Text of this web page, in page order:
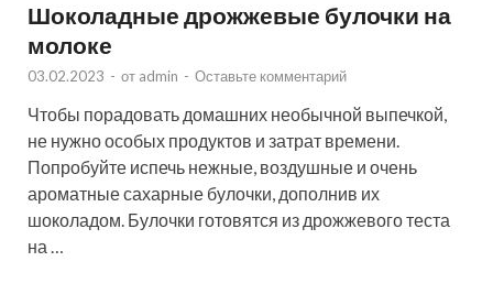
Шоколадные дрожжевые булочки на
молоке
03.02.2023 - от admin - Оставьте комментарий
Чтобы порадовать домашних необычной выпечкой,
не нужно особых продуктов и затрат времени.
Попробуйте испечь нежные, воздушные и очень
ароматные сахарные булочки, дополнив их
шоколадом. Булочки готовятся из дрожжевого теста
на …